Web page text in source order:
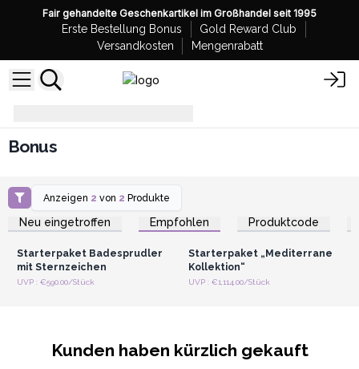
Fair gehandelte Geschenkartikel im Großhandel seit 1995
Erste Bestellung Bonus
Gold Reward Club
Versandkosten
Mengenrabatt
Bonus
Anzeigen 2 von 2 Produkte
Neu eingetroffen Empfohlen Produktcode
Anmelden oder
Registrieren für
Großhandelspreise
Starterpaket Badesprudler
mit Sternzeichen
UVP : €590.00/Stück
Registrieren für
Großhandelspreise
Starterpaket „Mediterrane
Kollektion“
UVP : €1,114.00/Stück
Kunden haben kürzlich gekauft